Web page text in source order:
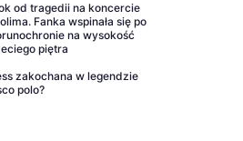
od tragedii na koncercie
Fanka wspinała się po
na wysokość
piętra
zakochana w legendzie
polo?